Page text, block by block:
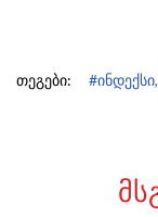
თეგები: #ინდექსი,